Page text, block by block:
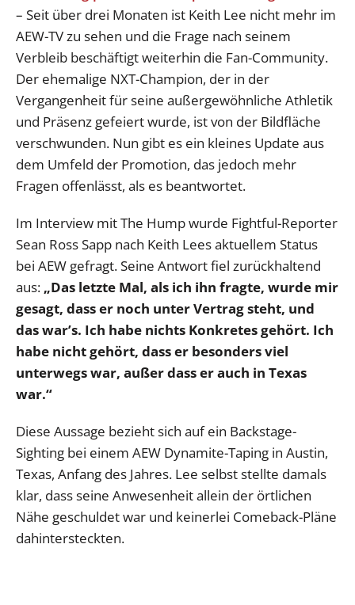
– Seit über drei Monaten ist Keith Lee nicht mehr im
AEW-TV zu sehen und die Frage nach seinem
Verbleib beschäftigt weiterhin die Fan-Community.
Der ehemalige NXT-Champion, der in der
Vergangenheit für seine außergewöhnliche Athletik
und Präsenz gefeiert wurde, ist von der Bildfläche
verschwunden. Nun gibt es ein kleines Update aus
dem Umfeld der Promotion, das jedoch mehr
Fragen offenlässt, als es beantwortet.
Im Interview mit The Hump wurde Fightful-Reporter
Sean Ross Sapp nach Keith Lees aktuellem Status
bei AEW gefragt. Seine Antwort fiel zurückhaltend
aus: „Das letzte Mal, als ich ihn fragte, wurde mir
gesagt, dass er noch unter Vertrag steht, und
das war’s. Ich habe nichts Konkretes gehört. Ich
habe nicht gehört, dass er besonders viel
unterwegs war, außer dass er auch in Texas
war.“
Diese Aussage bezieht sich auf ein Backstage-
Sighting bei einem AEW Dynamite-Taping in Austin,
Texas, Anfang des Jahres. Lee selbst stellte damals
klar, dass seine Anwesenheit allein der örtlichen
Nähe geschuldet war und keinerlei Comeback-Pläne
dahintersteckten.